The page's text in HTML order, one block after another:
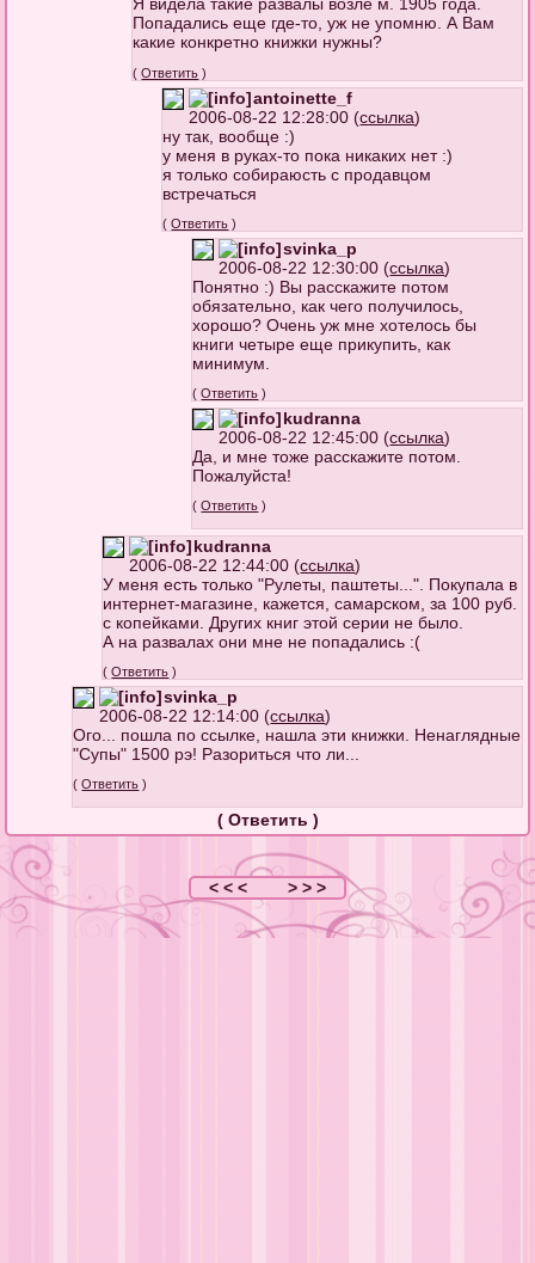
Я видела такие развалы возле м. 1905 года.
Попадались еще где-то, уж не упомню. А Вам
какие конкретно книжки нужны?
(Ответить )
antoinette_f
2006-08-22 12:28:00 (ссылка)
ну так, вообще :)
у меня в руках-то пока никаких нет :)
я только собираюсть с продавцом
встречаться
(Ответить )
svinka_p
2006-08-22 12:30:00 (ссылка)
Понятно :) Вы расскажите потом
обязательно, как чего получилось,
хорошо? Очень уж мне хотелось бы
книги четыре еще прикупить, как
минимум.
(Ответить )
kudranna
2006-08-22 12:45:00 (ссылка)
Да, и мне тоже расскажите потом.
Пожалуйста!
(Ответить )
kudranna
2006-08-22 12:44:00 (ссылка)
У меня есть только "Рулеты, паштеты...". Покупала в
интернет-магазине, кажется, самарском, за 100 руб.
с копейками. Других книг этой серии не было.
А на развалах они мне не попадались :(
(Ответить )
svinka_p
2006-08-22 12:14:00 (ссылка)
Ого... пошла по ссылке, нашла эти книжки. Ненаглядные
"Супы" 1500 рэ! Разориться что ли...
(Ответить )
( Ответить )
< < < > > >